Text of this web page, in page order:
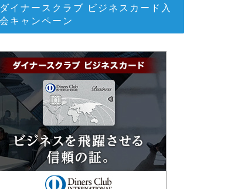
ダイナースクラブ ビジネスカード入
会キャンペーン